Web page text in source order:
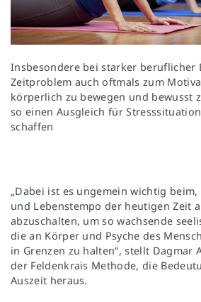
Insbesondere bei starker beruflicher
Zeitproblem auch oftmals zum
körperlich zu bewegen und bewusst
so einen Ausgleich für
schaffen
„Dabei ist es ungemein wichtig
und Lebenstempo der heutigen Zeit
abzuschalten, um so wachsende
die an Körper und Psyche des
in Grenzen zu halten“, stellt Dagmar
der Feldenkrais Methode, die
Auszeit heraus.